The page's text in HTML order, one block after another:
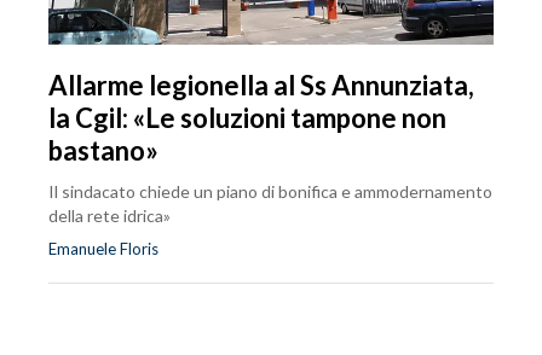
Allarme legionella al Ss Annunziata,
la Cgil: «Le soluzioni tampone non
bastano»
Il sindacato chiede un piano di bonifica e ammodernamento
della rete idrica»
Emanuele Floris